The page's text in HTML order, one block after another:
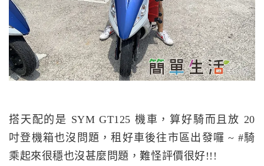
搭天配的是 SYM GT125 機車，算好騎而且放 20
吋登機箱也沒問題，租好車後往市區出發囉 ~ #騎
乘起來很穩也沒甚麼問題，難怪評價很好!!!